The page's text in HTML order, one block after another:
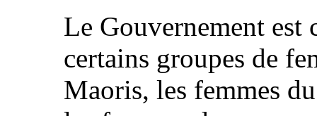
Le Gouvernement est
certains groupes de
Maoris, les femmes